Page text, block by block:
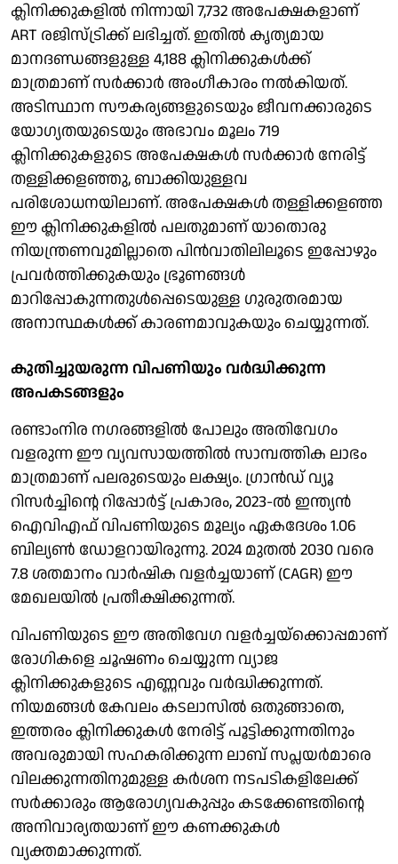
ക്ലിനിക്കുകളിൽ നിന്നായി 7,732 അപേക്ഷകളാണ്
ART രജിസ്ട്രിക്ക് ലഭിച്ചത്. ഇതിൽ കൃത്യമായ
മാനദണ്ഡങ്ങളുള്ള 4,188 ക്ലിനിക്കുകൾക്ക്
മാത്രമാണ് സർക്കാർ അംഗീകാരം നൽകിയത്.
അടിസ്ഥാന സൗകര്യങ്ങളുടെയും ജീവനക്കാരുടെ
യോഗ്യതയുടെയും അഭാവം മൂലം 719
ക്ലിനിക്കുകളുടെ അപേക്ഷകൾ സർക്കാർ നേരിട്ട്
തള്ളിക്കളഞ്ഞു, ബാക്കിയുള്ളവ
പരിശോധനയിലാണ്. അപേക്ഷകൾ തള്ളിക്കളഞ്ഞ
ഈ ക്ലിനിക്കുകളിൽ പലതുമാണ് യാതൊരു
നിയന്ത്രണവുമില്ലാതെ പിൻവാതിലിലൂടെ ഇപ്പോഴും
പ്രവർത്തിക്കുകയും ഭ്രൂണങ്ങൾ
മാറിപ്പോകുന്നതുൾപ്പെടെയുള്ള ഗുരുതരമായ
അനാസ്ഥകൾക്ക് കാരണമാവുകയും ചെയ്യുന്നത്.
കുതിച്ചുയരുന്ന വിപണിയും വർദ്ധിക്കുന്ന
അപകടങ്ങളും
രണ്ടാംനിര നഗരങ്ങളിൽ പോലും അതിവേഗം
വളരുന്ന ഈ വ്യവസായത്തിൽ സാമ്പത്തിക ലാഭം
മാത്രമാണ് പലരുടെയും ലക്ഷ്യം. ഗ്രാൻഡ് വ്യൂ
റിസർച്ചിന്റെ റിപ്പോർട്ട് പ്രകാരം, 2023-ൽ ഇന്ത്യൻ
ഐവിഎഫ് വിപണിയുടെ മൂല്യം ഏകദേശം 1.06
ബില്യൺ ഡോളറായിരുന്നു. 2024 മുതൽ 2030 വരെ
7.8 ശതമാനം വാർഷിക വളർച്ചയാണ് (CAGR) ഈ
മേഖലയിൽ പ്രതീക്ഷിക്കുന്നത്.
വിപണിയുടെ ഈ അതിവേഗ വളർച്ചയ്‌ക്കൊപ്പമാണ്
രോഗികളെ ചൂഷണം ചെയ്യുന്ന വ്യാജ
ക്ലിനിക്കുകളുടെ എണ്ണവും വർദ്ധിക്കുന്നത്.
നിയമങ്ങൾ കേവലം കടലാസിൽ ഒതുങ്ങാതെ,
ഇത്തരം ക്ലിനിക്കുകൾ നേരിട്ട് പൂട്ടിക്കുന്നതിനും
അവരുമായി സഹകരിക്കുന്ന ലാബ് സപ്ലയർമാരെ
വിലക്കുന്നതിനുമുള്ള കർശന നടപടികളിലേക്ക്
സർക്കാരും ആരോഗ്യവകുപ്പും കടക്കേണ്ടതിന്റെ
അനിവാര്യതയാണ് ഈ കണക്കുകൾ
വ്യക്തമാക്കുന്നത്.